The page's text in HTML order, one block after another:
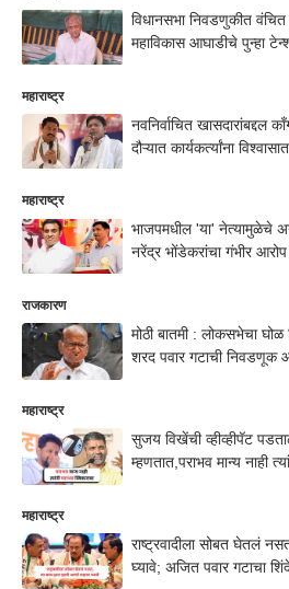
विधानसभा निवडणुकीत वंचित
महाविकास आघाडीचे पुन्हा
महाराष्ट्र
नवनिर्वाचित खासदारांबद्दल
दौऱ्यात कार्यकर्त्यांना
महाराष्ट्र
भाजपमधील 'या' नेत्यामुळेचे
नरेंद्र भोंडेकरांचा गंभीर आरोप
राजकारण
मोठी बातमी : लोकसभेचा घोळ
शरद पवार गटाची निवडणूक
महाराष्ट्र
सुजय विखेंची व्हीव्हीपॅट
म्हणतात,पराभव मान्य नाही
महाराष्ट्र
राष्ट्रवादीला सोबत घेतलं
घ्यावे; अजित पवार गटाचा